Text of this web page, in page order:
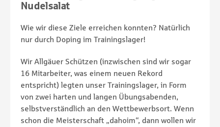
Nudelsalat
Wie wir diese Ziele erreichen konnten? Natürlich
nur durch Doping im Trainingslager!
Wir Allgäuer Schützen (inzwischen sind wir sogar
16 Mitarbeiter, was einem neuen Rekord
entspricht) legten unser Trainingslager, in Form
von zwei harten und langen Übungsabenden,
selbstverständlich an den Wettbewerbsort. Wenn
schon die Meisterschaft „dahoim“, dann wollen wir